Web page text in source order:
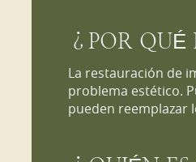
¿POR QUÉ
La restauración de
problema estético.
pueden reemplazar